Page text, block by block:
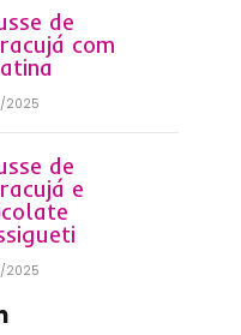
de
com
2025
de
e
2025